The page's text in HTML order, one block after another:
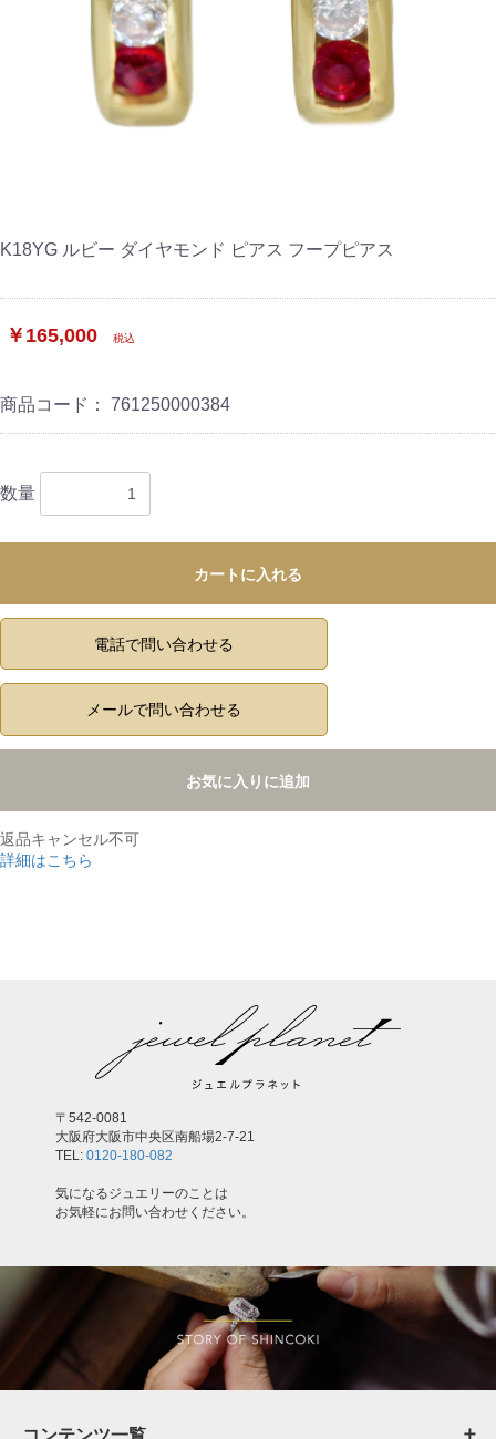
K18YG ルビー ダイヤモンド ピアス フープピアス
￥165,000 税込
商品コード： 761250000384
数量
カートに入れる
電話で問い合わせる
メールで問い合わせる
お気に入りに追加
返品キャンセル不可
詳細はこちら
〒542-0081
大阪府大阪市中央区南船場2-7-21
TEL: 0120-180-082
気になるジュエリーのことは
お気軽にお問い合わせください。
コンテンツ一覧